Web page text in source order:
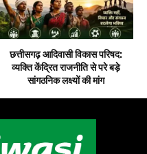
छत्तीसगढ़ आदिवासी विकास परिषद:
व्यक्ति केंद्रित राजनीति से परे बड़े
सांगठनिक लक्ष्यों की मांग